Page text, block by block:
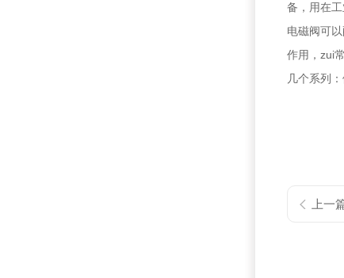
备，用在
电磁阀可
作用，zui
几个系列
上一